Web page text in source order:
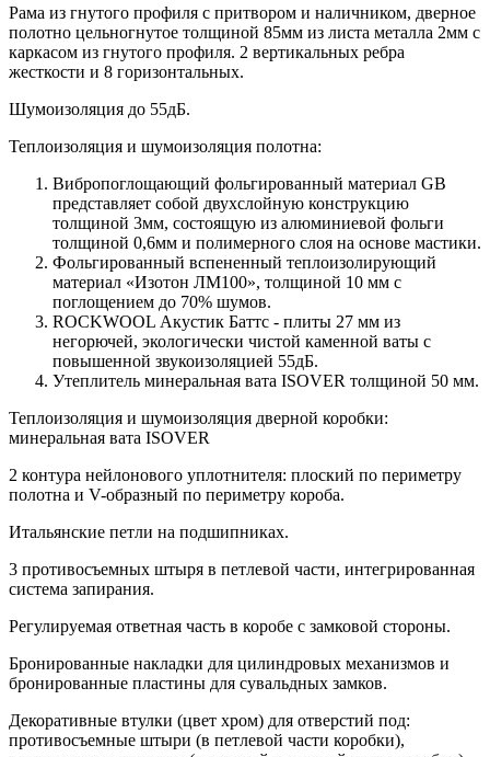
Рама из гнутого профиля с притвором и наличником, дверное
полотно цельногнутое толщиной 85мм из листа металла 2мм c
каркасом из гнутого профиля. 2 вертикальных ребра
жесткости и 8 горизонтальных.
Шумоизоляция до 55дБ.
Теплоизоляция и шумоизоляция полотна:
Вибропоглощающий фольгированный материал GB
представляет собой двухслойную конструкцию
толщиной 3мм, состоящую из алюминиевой фольги
толщиной 0,6мм и полимерного слоя на основе мастики.
Фольгированный вспененный теплоизолирующий
материал «Изотон ЛМ100», толщиной 10 мм с
поглощением до 70% шумов.
ROCKWOOL Акустик Баттс - плиты 27 мм из
негорючей, экологически чистой каменной ваты с
повышенной звукоизоляцией 55дБ.
Утеплитель минеральная вата ISOVER толщиной 50 мм.
Теплоизоляция и шумоизоляция дверной коробки:
минеральная вата ISOVER
2 контура нейлонового уплотнителя: плоский по периметру
полотна и V-образный по периметру короба.
Итальянские петли на подшипниках.
3 противосъемных штыря в петлевой части, интегрированная
система запирания.
Регулируемая ответная часть в коробе с замковой стороны.
Бронированные накладки для цилиндровых механизмов и
бронированные пластины для сувальдных замков.
Декоративные втулки (цвет хром) для отверстий под:
противосъемные штыри (в петлевой части коробки),